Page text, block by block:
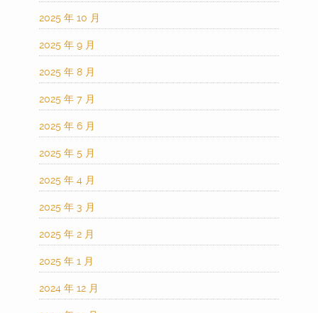
2025 年 10 月
2025 年 9 月
2025 年 8 月
2025 年 7 月
2025 年 6 月
2025 年 5 月
2025 年 4 月
2025 年 3 月
2025 年 2 月
2025 年 1 月
2024 年 12 月